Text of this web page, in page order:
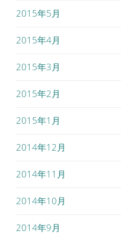
2015年5月
2015年4月
2015年3月
2015年2月
2015年1月
2014年12月
2014年11月
2014年10月
2014年9月